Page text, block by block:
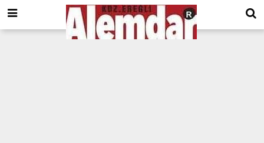
google.com, pub-8201930440372555, DIRECT, f08c47fec0942fa0